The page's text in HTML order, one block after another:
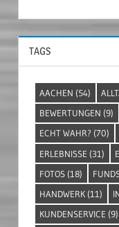
TAGS
AACHEN (54)
BEWERTUNGEN (9)
ECHT WAHR? (70)
ERLEBNISSE (31)
FOTOS (18)
HANDWERK (11)
KUNDENSERVICE (9)